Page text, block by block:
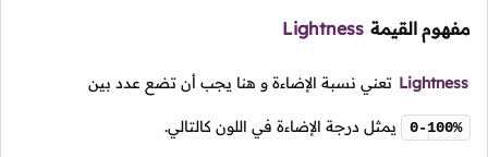
مفهوم القيمة Lightness
Lightness تعني نسبة الإضاءة و هنا يجب أن تضع عدد بين
0-100% يمثل درجة الإضاءة في اللون كالتالي.